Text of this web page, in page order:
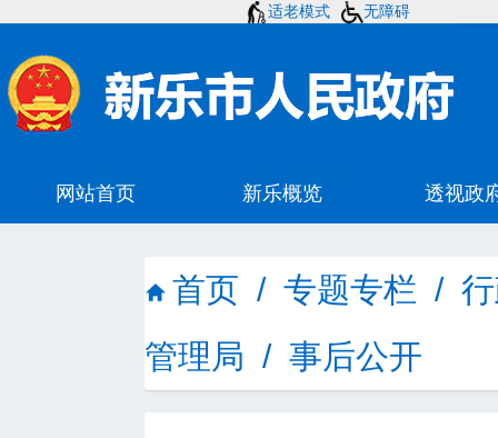
适老模式 无障碍
首页 / 专题专栏 /
管理局 / 事后公开